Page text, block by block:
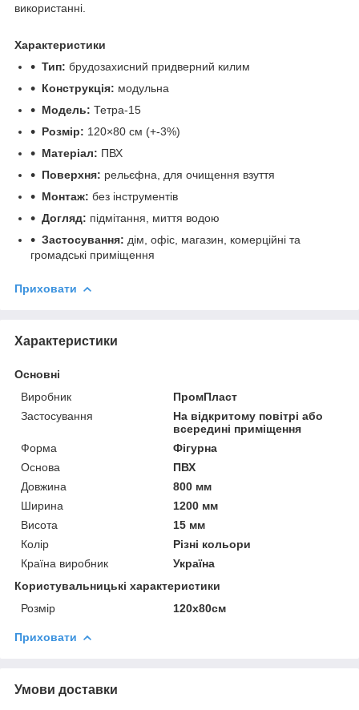
використанні.
Характеристики
Тип: брудозахисний придверний килим
Конструкція: модульна
Модель: Тетра-15
Розмір: 120×80 см (+-3%)
Матеріал: ПВХ
Поверхня: рельєфна, для очищення взуття
Монтаж: без інструментів
Догляд: підмітання, миття водою
Застосування: дім, офіс, магазин, комерційні та
громадські приміщення
Приховати
Характеристики
Основні
Виробник
ПромПласт
Застосування
На відкритому повітрі або
всередині приміщення
Форма
Фігурна
Основа
ПВХ
Довжина
800 мм
Ширина
1200 мм
Висота
15 мм
Колір
Різні кольори
Країна виробник
Україна
Користувальницькі характеристики
Розмір
120х80см
Приховати
Умови доставки